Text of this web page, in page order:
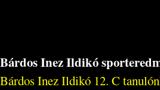
Bárdos Inez Ildikó
Bárdos Inez Ildikó 12. C